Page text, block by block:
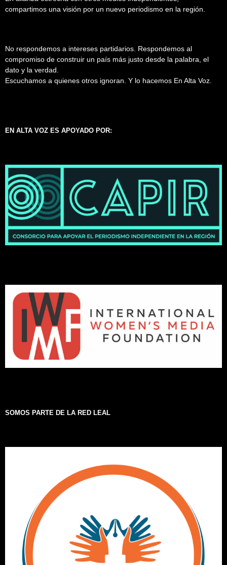
compartimos una visión por un nuevo periodismo en la región.
No respondemos a intereses partidarios. Respondemos al
compromiso de construir un país más justo desde la palabra, el
dato y la verdad.
Escuchamos a quienes otros ignoran. Y lo hacemos En Alta Voz.
EN ALTA VOZ ES APOYADO POR:
SOMOS PARTE DE LA RED LEAL